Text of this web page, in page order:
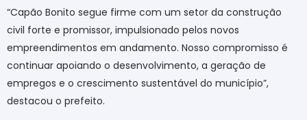
“Capão Bonito segue firme com um setor da construção
civil forte e promissor, impulsionado pelos novos
empreendimentos em andamento. Nosso compromisso é
continuar apoiando o desenvolvimento, a geração de
empregos e o crescimento sustentável do município”,
destacou o prefeito.